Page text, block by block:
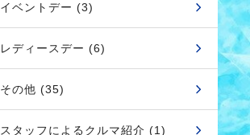
イベントデー (3)
レディースデー (6)
その他 (35)
スタッフによるクルマ紹介 (1)